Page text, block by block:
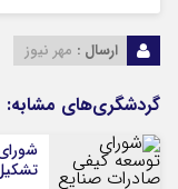
ارسال : مهر نیوز
گردشگری‌های مشابه: